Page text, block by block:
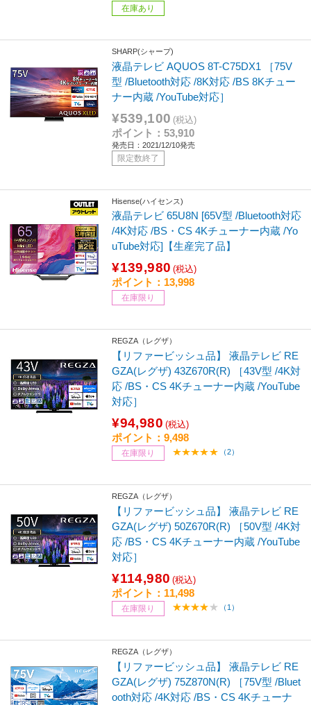
在庫あり
SHARP(シャープ)
液晶テレビ AQUOS 8T-C75DX1 ［75V
型 /Bluetooth対応 /8K対応 /BS 8Kチュー
ナー内蔵 /YouTube対応］
¥539,100 (税込)
ポイント：53,910
発売日：2021/12/10発売
限定数終了
Hisense(ハイセンス)
液晶テレビ 65U8N [65V型 /Bluetooth対応
/4K対応 /BS・CS 4Kチューナー内蔵 /Yo
uTube対応]【生産完了品】
¥139,980 (税込)
ポイント：13,998
在庫限り
REGZA（レグザ）
【リファービッシュ品】 液晶テレビ RE
GZA(レグザ) 43Z670R(R) ［43V型 /4K対
応 /BS・CS 4Kチューナー内蔵 /YouTube
対応］
¥94,980 (税込)
ポイント：9,498
在庫限り （2）
REGZA（レグザ）
【リファービッシュ品】 液晶テレビ RE
GZA(レグザ) 50Z670R(R) ［50V型 /4K対
応 /BS・CS 4Kチューナー内蔵 /YouTube
対応］
¥114,980 (税込)
ポイント：11,498
在庫限り （1）
REGZA（レグザ）
【リファービッシュ品】 液晶テレビ RE
GZA(レグザ) 75Z870N(R) ［75V型 /Bluet
ooth対応 /4K対応 /BS・CS 4Kチューナ